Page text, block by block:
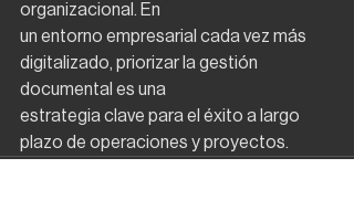
organizacional. En
un entorno empresarial cada vez más
digitalizado, priorizar la gestión
documental es una
estrategia clave para el éxito a largo
plazo de operaciones y proyectos.